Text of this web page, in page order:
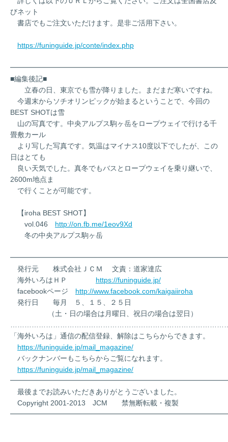
びネット
書店でもご注文いただけます。是非ご活用下さい。
https://funinguide.jp/conte/index.php
■編集後記■
立春の日、東京でも雪が降りました。まだまだ寒いですね。
今週末からソチオリンピックが始まるということで、今回の
BEST SHOTは雪
山の写真です。中央アルプス駒ヶ岳をロープウェイで行ける千
畳敷カール
より写した写真です。気温はマイナス10度以下でしたが、この
日はとても
良い天気でした。真冬でもバスとロープウェイを乗り継いで、
2600m地点ま
で行くことが可能です。
【iroha BEST SHOT】
vol.046 http://on.fb.me/1eov9Xd
冬の中央アルプス駒ヶ岳
発行元 株式会社ＪＣＭ 文責：道家達広
海外いろはＨＰ https://funinguide.jp/
facebookページ http://www.facebook.com/kaigaiiroha
発行日 毎月 ５、１５、２５日
（土・日の場合は月曜日、祝日の場合は翌日）
「海外いろは」通信の配信登録、解除はこちらからできます。
https://funinguide.jp/mail_magazine/
バックナンバーもこちらからご覧になれます。
https://funinguide.jp/mail_magazine/
最後までお読みいただきありがとうございました。
Copyright 2001-2013 JCM 禁無断転載・複製